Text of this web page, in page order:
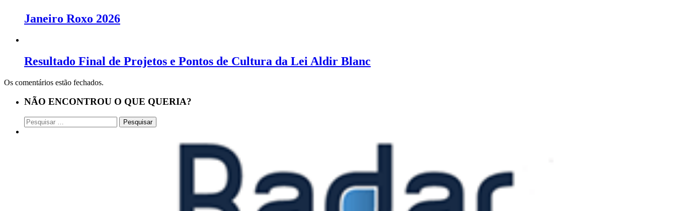
Janeiro Roxo 2026
Resultado Final de Projetos e Pontos de Cultura da Lei Aldir Blanc
Os comentários estão fechados.
NÃO ENCONTROU O QUE QUERIA?
Pesquisar
por: